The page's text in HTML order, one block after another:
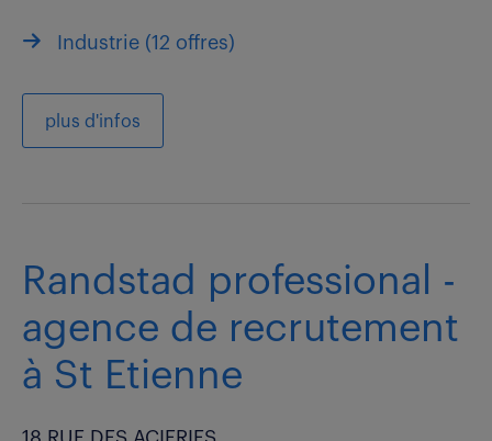
Industrie (12 offres)
plus d'infos
Randstad professional -
agence de recrutement
à St Etienne